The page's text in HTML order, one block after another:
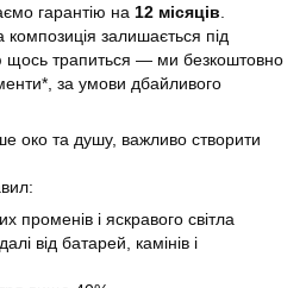
гарантію на 12 місяців
залишається під
трапиться — ми безкоштовно
за умови дбайливого
око та душу, важливо створити
променів і яскравого світла
від батарей, камінів і